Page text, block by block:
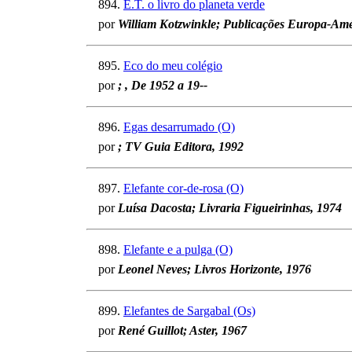
894. E.T. o livro do planeta verde
por William Kotzwinkle; Publicações Europa-
895. Eco do meu colégio
por; , De 1952 a 19--
896. Egas desarrumado (O)
por; TV Guia Editora, 1992
897. Elefante cor-de-rosa (O)
por Luísa Dacosta; Livraria Figueirinhas, 1974
898. Elefante e a pulga (O)
por Leonel Neves; Livros Horizonte, 1976
899. Elefantes de Sargabal (Os)
por René Guillot; Aster, 1967